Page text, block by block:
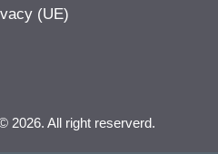
(UE)
2026. All right reserverd.